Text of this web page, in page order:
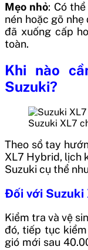
Mẹo nhỏ: Có
nén hoặc gõ
đã xuống cấp
toàn.
Khi nào
Suzuki?
Suzuki XL7
Theo sổ tay
XL7 Hybrid, lịch
Suzuki cụ thể
Đối với Suzuki
Kiểm tra và vệ
đó, tiếp tục
gió mới sau